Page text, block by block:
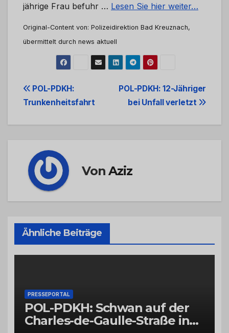
jährige Frau befuhr … Lesen Sie hier weiter…
Original-Content von: Polizeidirektion Bad Kreuznach,
übermittelt durch news aktuell
Beitrags-
POL-PDKH: 12-Jähriger
bei Unfall verletzt
POL-PDKH:
Trunkenheitsfahrt
VonAziz
Ähnliche Beiträge
PRESSEPORTAL
POL-PDKH: Schwan auf der
Charles-de-Gaulle-Straße in